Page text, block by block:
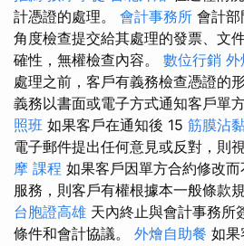
計憑證的處理。 會計事務所 會計部
角度檢查提交給其處理的發票、文
確性，無權檢查內容。 數位行銷 外
處理之前，客戶有義務檢查憑證的
義務以書面或電子方式通知客戶單
照班 如果客戶在通知後 15 筋膜沾
電子郵件提出任何意見或反對，則
摩 課程 如果客戶因單方合約修改
服務，則客戶有權根據本一般條款
台胞證高雄 天內終止與會計事務所
條件和會計協議。 外燴自助餐 如果